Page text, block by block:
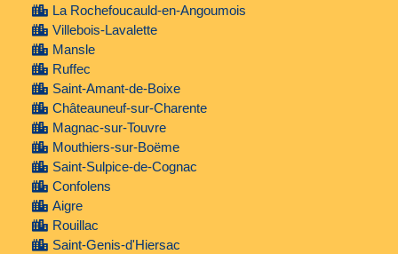
La Rochefoucauld-en-Angoumois
Villebois-Lavalette
Mansle
Ruffec
Saint-Amant-de-Boixe
Châteauneuf-sur-Charente
Magnac-sur-Touvre
Mouthiers-sur-Boëme
Saint-Sulpice-de-Cognac
Confolens
Aigre
Rouillac
Saint-Genis-d'Hiersac